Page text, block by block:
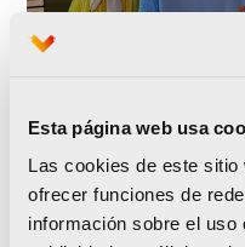
Esta página web usa
Las cookies de este
ofrecer funciones de
información sobre el